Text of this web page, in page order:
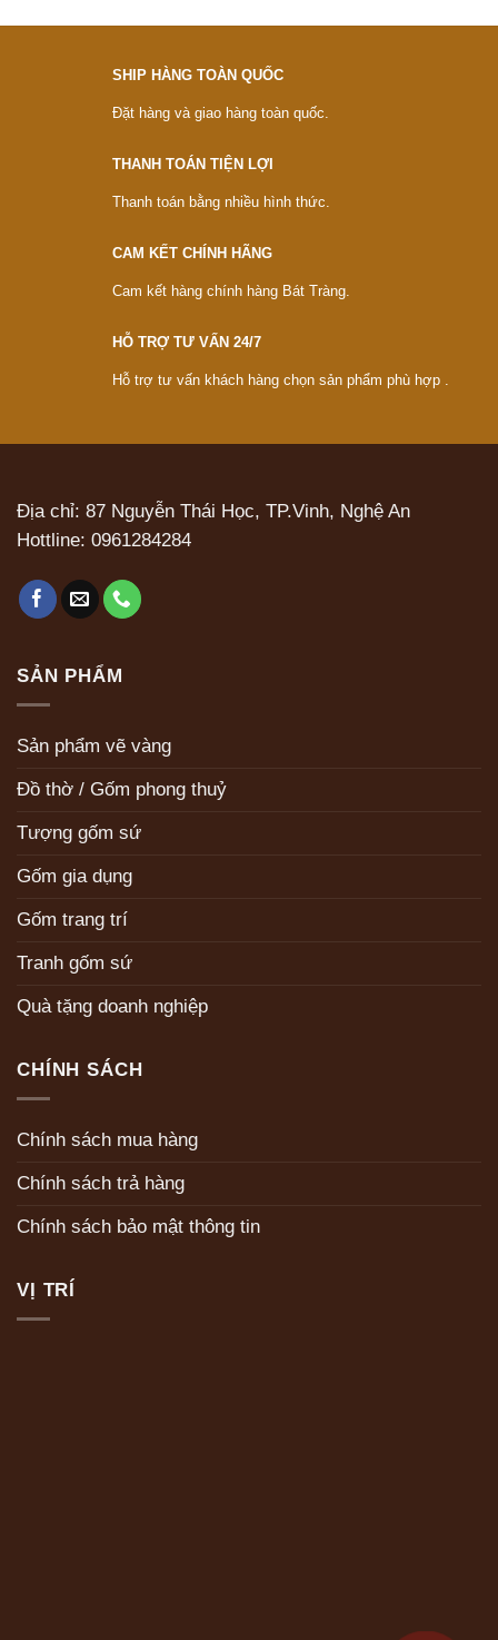
SHIP HÀNG TOÀN QUỐC
Đặt hàng và giao hàng toàn quốc.
THANH TOÁN TIỆN LỢI
Thanh toán bằng nhiều hình thức.
CAM KẾT CHÍNH HÃNG
Cam kết hàng chính hàng Bát Tràng.
HỖ TRỢ TƯ VẤN 24/7
Hỗ trợ tư vấn khách hàng chọn sản phẩm phù hợp .
Địa chỉ: 87 Nguyễn Thái Học, TP.Vinh, Nghệ An
Hottline: 0961284284
SẢN PHẨM
Sản phẩm vẽ vàng
Đồ thờ / Gốm phong thuỷ
Tượng gốm sứ
Gốm gia dụng
Gốm trang trí
Tranh gốm sứ
Quà tặng doanh nghiệp
CHÍNH SÁCH
Chính sách mua hàng
Chính sách trả hàng
Chính sách bảo mật thông tin
VỊ TRÍ